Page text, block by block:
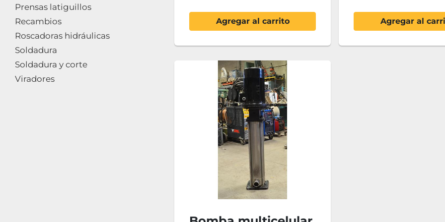
Prensas latiguillos
Recambios
Roscadoras hidráulicas
Soldadura
Soldadura y corte
Viradores
Agregar al carrito Agregar al